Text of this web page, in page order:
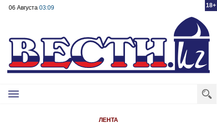
18+
06 Августа 03:09
Toggle
ЛЕНТА